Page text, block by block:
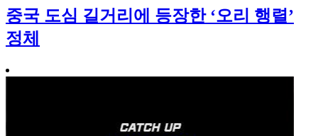
중국 도심 길거리에 등장한 ‘오리 행렬’
정체